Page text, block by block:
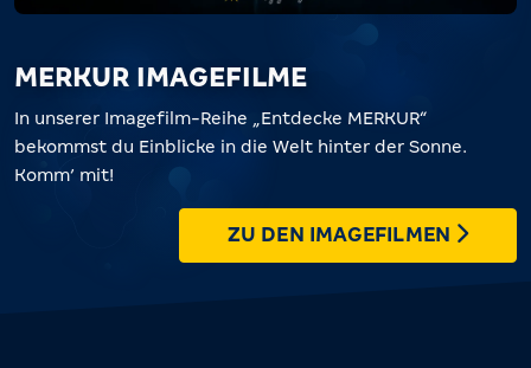
MERKUR IMAGEFILME
In unserer Imagefilm-Reihe „Entdecke MERKUR“
bekommst du Einblicke in die Welt hinter der Sonne.
Komm’ mit!
ZU DEN IMAGEFILMEN